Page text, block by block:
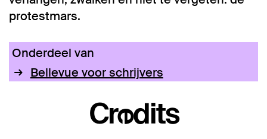
protestmars.
Onderdeel van
Bellevue voor schrijvers
Credits